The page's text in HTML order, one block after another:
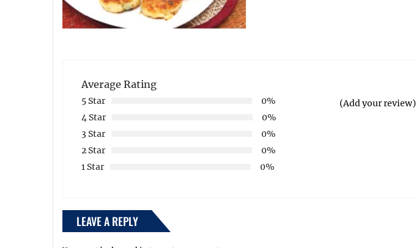
Average Rating
5 Star
0%
4 Star
0%
3 Star
0%
2 Star
0%
1 Star
0%
(Add your review)
LEAVE A REPLY